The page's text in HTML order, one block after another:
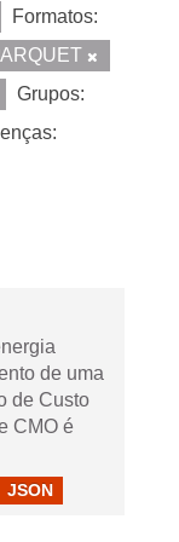
Formatos:
Grupos:
de uma
de Custo
CMO é
JSON